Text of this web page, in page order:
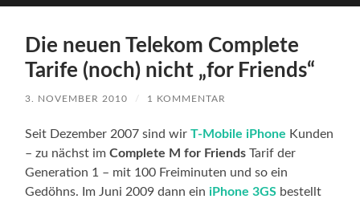
Menü
Die neuen Telekom Complete
Tarife (noch) nicht „for Friends“
3. NOVEMBER 2010 / 1 KOMMENTAR
Seit Dezember 2007 sind wirT-Mobile iPhone Kunden
– zu nächst imComplete M for Friends Tarif der
Generation 1 – mit 100 Freiminuten und so ein
Gedöhns. Im Juni 2009 dann einiPhone 3GS bestellt